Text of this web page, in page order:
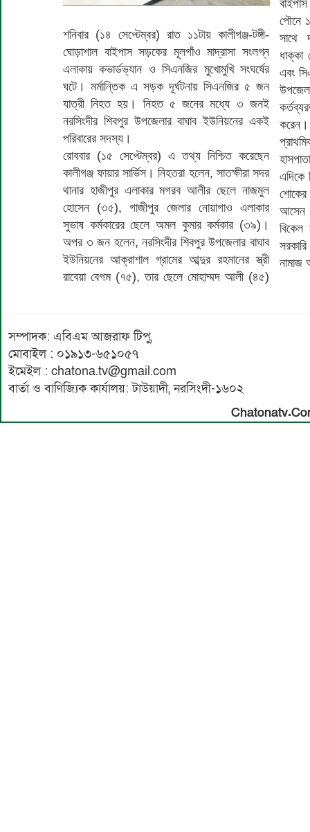
শনিবার (১৪ সেপ্টেম্বর) রাত ১১টায় কালীগঞ্জ-টঙ্গী-
ঘোড়াশাল বাইপাস সড়কের মূলগাঁও মাদ্রাসা সংলগ্ন
এলাকায় কভার্ডভ্যান ও সিএনজির মুখোমুখি সংঘর্ষের
ঘটে। মর্মান্তিক এ সড়ক দূর্ঘটনায় সিএনজির ৫ জন
যাত্রী নিহত হয়। নিহত ৫ জনের মধ্যে ৩ জনই
নরসিংদীর শিবপুর উপজেলার বাঘাব ইউনিয়নের একই
পরিবারের সদস্য।
রোববার (১৫ সেপ্টেম্বর) এ তথ্য নিশ্চিত করেছেন
কালীগঞ্জ ফায়ার সার্ভিস। নিহতরা হলেন, সাতক্ষীরা সদর
থানার হাজীপুর এলাকার মগরব আলীর ছেলে নাজমুল
হোসেন (৩৫), গাজীপুর জেলার নোয়াগাও এলাকার
সুভাষ কর্মকারের ছেলে অমল কুমার কর্মকার (৩৯)।
অপর ৩ জন হলেন, নর‌সিংদীর শিবপুর উপজেলার বাঘাব
ইউনিয়নের আক্রাশাল গ্রামের আব্দুর রহমানের স্ত্রী
রাবেয়া বেগম (৭৫), তার ছেলে মোহাম্মদ আলী (৪৫)
পৌনে
সাথে
এবং
এদিকে
শোকের
আসেন
নামাজ
সম্পাদক: এবিএম আজরাফ টিপু,
মোবাইল : ০১৯১৩-৬৫১০৫৭
ইমেইল : chatona.tv@gmail.com
বার্তা ও বাণিজ্যিক কার্যালয়: টাউয়াদী, নরসিংদী-১৬০২